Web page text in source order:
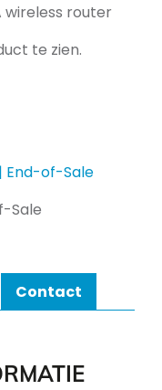
wireless router
te zien.
End-of-Sale
Sale
Contact